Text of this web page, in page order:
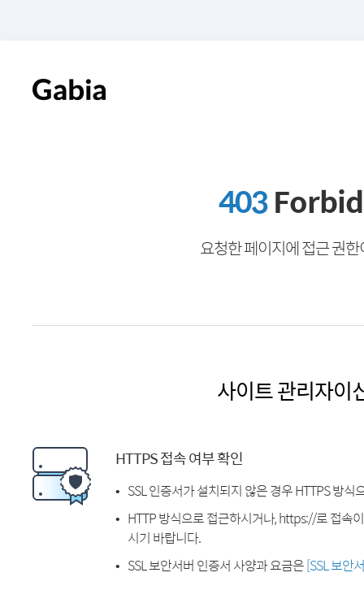
403
요청한 페이지에 접근 권
사이트 관리자이
HTTPS 접속 여부 확인
SSL 인증서가 설치되지 않은 경우 HTTPS 방식
HTTP 방식으로 접근하시거나, https://로 접속
시기 바랍니다.
SSL 보안서버 인증서 사양과 요금은[SSL 보안